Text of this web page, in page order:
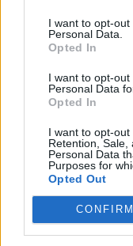
I want to opt-
Personal Data.
Opted In
I want to opt-
Personal Data
Opted In
I want to opt-out
Retention, Sale,
Personal Data
Purposes for
Opted Out
CONFIRM
Ακολουθήστε
και μάθετε πρώτοι
Εσύ μπήκες